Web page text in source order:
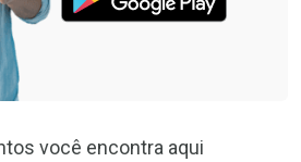
você encontra aqui